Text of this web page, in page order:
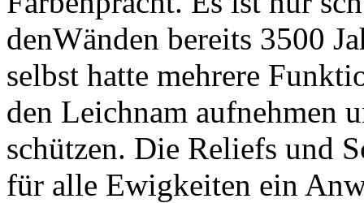
denWänden bereits 3500
selbst hatte mehrere
den Leichnam aufnehmen
schützen. Die Reliefs und
für alle Ewigkeiten ein